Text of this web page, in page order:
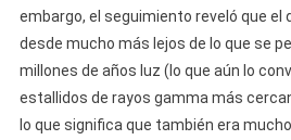
embargo, el seguimiento reveló que el
desde mucho más lejos de lo que se
millones de años luz (lo que aún lo
estallidos de rayos gamma más
lo que significa que también era